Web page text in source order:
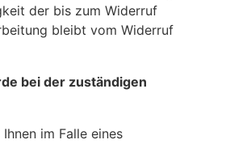
der bis zum Widerruf
bleibt vom Widerruf
bei der zuständigen
im Falle eines